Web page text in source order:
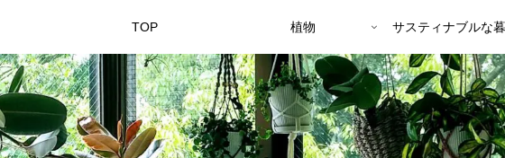
TOP 植物 サスティナブルな